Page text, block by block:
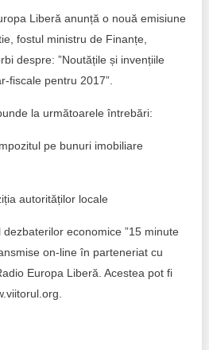
IDIS
locale
Liberă anunță o nouă emisiune
fostul ministru de Finanțe,
despre: ”Noutățile și invențiile
fiscale pentru 2017”.
la următoarele întrebări:
pe bunuri imobiliare
autorităților locale
economice ”15 minute
on-line în parteneriat cu
Europa Liberă. Acestea pot fi